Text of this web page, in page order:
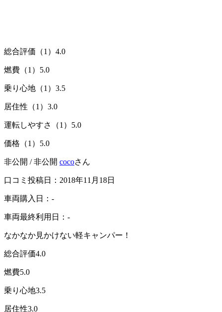
総合評価（1） 4.0
燃費（1） 5.0
乗り心地（1） 3.5
居住性（1） 3.0
運転しやすさ（1） 5.0
価格（1） 5.0
非公開 / 非公開 cocoさん
口コミ投稿日：2018年11月18日
車両購入日：-
車両最終利用日：-
なかなか見かけない軽キャンパー！
総合評価4.0
燃費5.0
乗り心地3.5
居住性3.0